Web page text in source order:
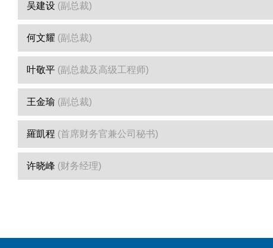
吴建设 (副总裁)
何文耀 (副总裁)
叶敬平 (副总裁及高级工程师)
王金瑜 (副总裁)
羅凱程 (首席财务官兼公司秘书)
许晓峰 (财务经理)